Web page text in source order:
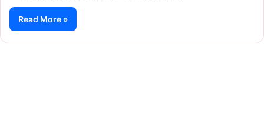
Read More »